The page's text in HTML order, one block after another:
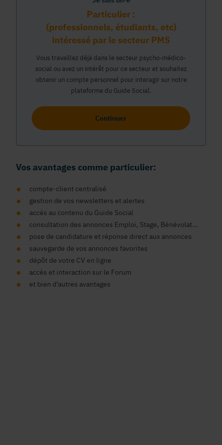
Particulier :
(professionnels, étudiants, etc)
intéressé par le secteur PMS
Vous travaillez déjà dans le secteur psycho-médico-
social ou avez un intérêt pour ce secteur et souhaitez
obtenir un compte personnel pour interagir sur notre
plateforme du Guide Social.
Continuer
Vos avantages comme particulier:
compte-client centralisé
gestion de vos newsletters et alertes
accés au contenu du Guide Social
consultation des annonces Emploi, Stage, Bénévolat...
pose de candidature et réponse direct aux annonces
sauvegarde de vos annonces favorites
dépôt de votre CV en ligne
accès et interaction sur le Forum
et bien d'autres avantages